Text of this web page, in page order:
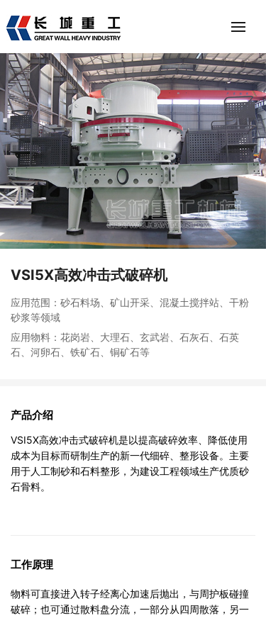
VSI5X高效冲击式破碎机
应用范围：砂石料场、矿山开采、混凝土搅拌站、干粉
砂浆等领域
应用物料：花岗岩、大理石、玄武岩、石灰石、石英
石、河卵石、铁矿石、铜矿石等
VSI5X高效冲击式破碎机是以提高破碎效率、降低使用
成本为目标而研制生产的新一代细碎、整形设备。主要
用于人工制砂和石料整形，为建设工程领域生产优质砂
石骨料。
产品介绍
工作原理
物料可直接进入转子经离心加速后抛出，与周护板碰撞
破碎；也可通过散料盘分流，一部分从四周散落，另一